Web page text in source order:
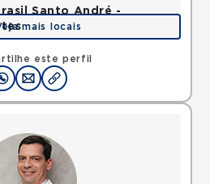
este perfil
Santo André -
Dora, Santo Andre, SP,
mais locais